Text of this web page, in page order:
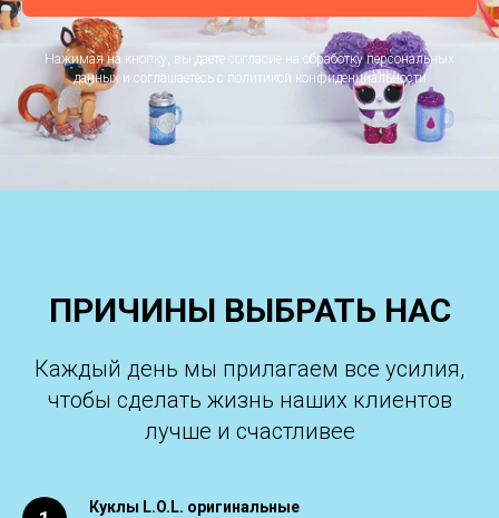
Нажимая на кнопку, вы даете согласие на обработку персональных
данных и соглашаетесь c политикой конфиденциальности
ПРИЧИНЫ ВЫБРАТЬ НАС
Каждый день мы прилагаем все усилия,
чтобы сделать жизнь наших клиентов
лучше и счастливее
Куклы L.O.L. оригинальные